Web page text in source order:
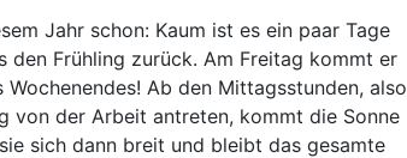
Jahr schon: Kaum ist es ein paar Tage
den Frühling zurück. Am Freitag kommt er
Ab den Mittagsstunden, also
von der Arbeit antreten, kommt die Sonne
sich dann breit und bleibt das gesamte